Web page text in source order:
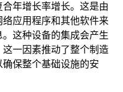
年增长率增长。这是由
应用程序和其他软件来
这种设备的集成会产生
一因素推动了整个制造
保整个基础设施的安